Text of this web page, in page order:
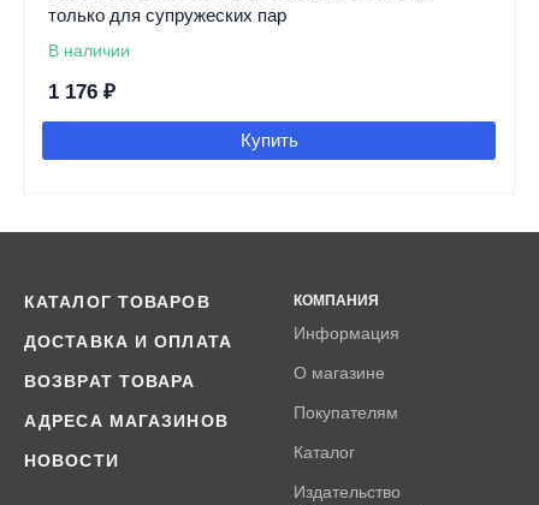
только для супружеских пар
В наличии
1 176 ₽
Купить
КАТАЛОГ ТОВАРОВ
ДОСТАВКА И ОПЛАТА
ВОЗВРАТ ТОВАРА
АДРЕСА МАГАЗИНОВ
НОВОСТИ
КОМПАНИЯ
Информация
О магазине
Покупателям
Каталог
Издательство